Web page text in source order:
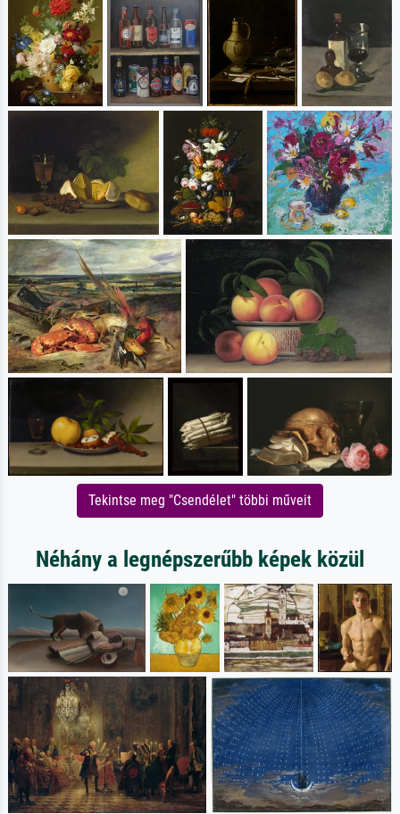
Tekintse meg "Csendélet" többi műveit
Néhány a legnépszerűbb képek közül